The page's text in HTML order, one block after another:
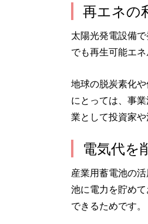
再エネの
太陽光発電設備
でも再生可能エ
地球の脱炭素化
にとっては、事
業として投資家
電気代を
産業用蓄電池の
池に電力を貯め
できるためです。